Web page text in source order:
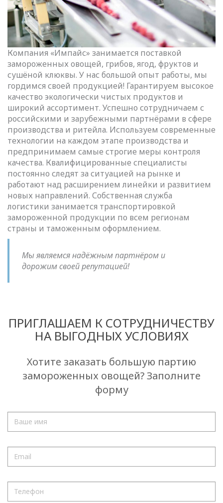
Компания «Импайс» занимается поставкой
замороженных овощей, грибов, ягод, фруктов и
сушёной клюквы. У нас большой опыт работы, мы
гордимся своей продукцией! Гарантируем высокое
качество экологически чистых продуктов и
широкий ассортимент. Успешно сотрудничаем с
российскими и зарубежными партнёрами в сфере
производства и ритейла. Используем современные
технологии на каждом этапе производства и
предпринимаем самые строгие меры контроля
качества. Квалифицированные специалисты
постоянно следят за ситуацией на рынке и
работают над расширением линейки и развитием
новых направлений. Собственная служба
логистики занимается транспортировкой
замороженной продукции по всем регионам
страны и таможенным оформлением.
Мы являемся надёжным партнёром и
дорожим своей репутацией!
ПРИГЛАШАЕМ К СОТРУДНИЧЕСТВУ
НА ВЫГОДНЫХ УСЛОВИЯХ
Хотите заказать большую партию
замороженных овощей? Заполните
форму